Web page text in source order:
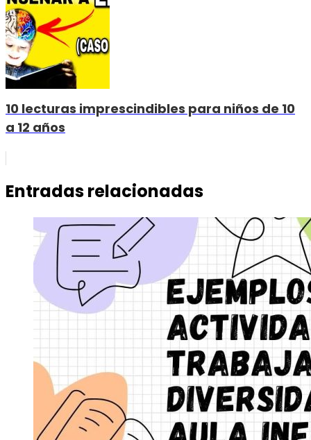
10 lecturas imprescindibles para niños de 10
a 12 años
Entradas relacionadas